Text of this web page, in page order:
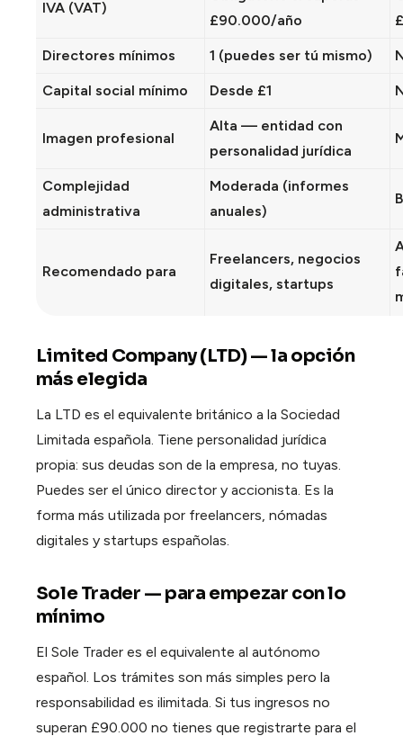
IVA (VAT)
£90.000/año
Directores mínimos 1 (puedes ser tú mismo)
Capital social mínimo Desde £1
Imagen profesional
Alta — entidad con
personalidad jurídica
Complejidad
administrativa
Moderada (informes
anuales)
Recomendado para
Freelancers, negocios
digitales, startups
Limited Company (LTD) — la opción
más elegida
La LTD es el equivalente británico a la Sociedad
Limitada española. Tiene personalidad jurídica
propia: sus deudas son de la empresa, no tuyas.
Puedes ser el único director y accionista. Es la
forma más utilizada por freelancers, nómadas
digitales y startups españolas.
Sole Trader — para empezar con lo
mínimo
El Sole Trader es el equivalente al autónomo
español. Los trámites son más simples pero la
responsabilidad es ilimitada. Si tus ingresos no
superan £90.000 no tienes que registrarte para el